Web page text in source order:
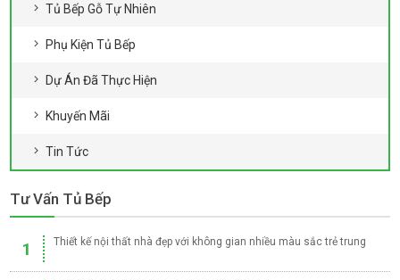
Tủ Bếp Gỗ Tự Nhiên
Phụ Kiện Tủ Bếp
Dự Án Đã Thực Hiện
Khuyến Mãi
Tin Tức
Tư Vấn Tủ Bếp
1 Thiết kế nội thất nhà đẹp với không gian nhiều màu sắc trẻ trung